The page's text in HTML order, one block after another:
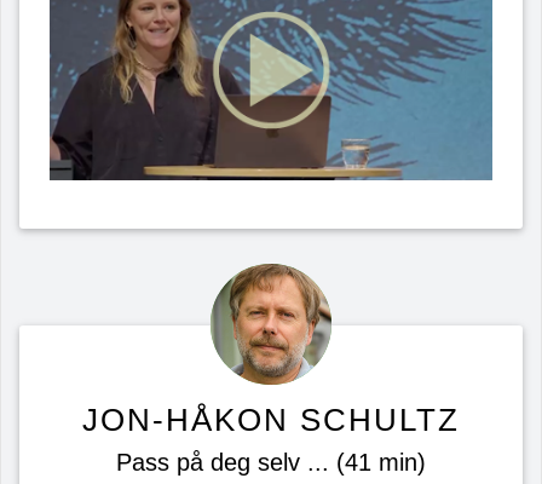
JON-HÅKON SCHULTZ
Pass på deg selv ... (41 min)